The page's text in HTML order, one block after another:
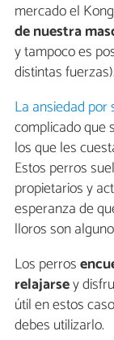
mercado el
de nuestra
y tampoco es
distintas fuerzas).
La ansiedad por
complicado que
los que les
Estos perros
propietarios y
esperanza de
lloros son
Los perros
relajarsey
útil en estos
debes utilizarlo.